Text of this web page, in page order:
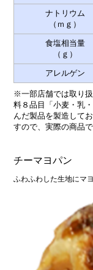
ナトリウム
（ｍｇ）
食塩相当量
（ｇ）
アレルゲン
※一部店舗では取り
料８品目「小麦・乳
んだ製品を製造して
すので、実際の商品
チーマヨパン
ふわふわした生地にマ